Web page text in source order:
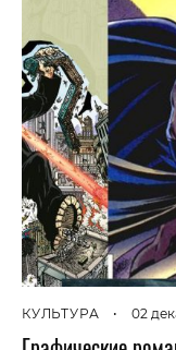
КУЛЬТУРА • 02